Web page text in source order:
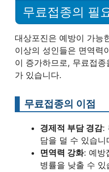
무료접종의 필
대상포진은 예방이 가능
이상의 성인들은 면역력
이 증가하므로, 무료접
가 있습니다.
무료접종의 이점
경제적 부담 경감:
담을 덜 수 있습니
면역력 강화: 예방
병률을 낮출 수 있